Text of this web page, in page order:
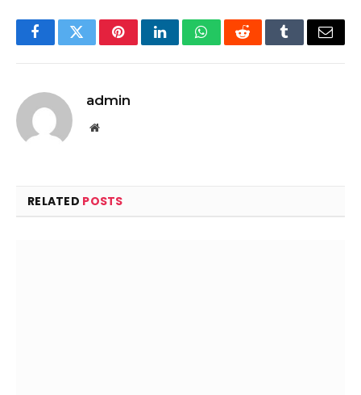
FacebookTwitterPinterestLinkedInWhatsAppRedditTumblrEmail
admin
Website
RELATED POSTS